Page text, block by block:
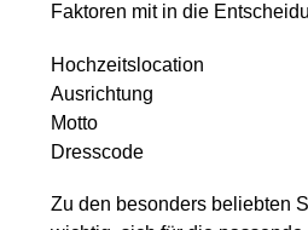
Faktoren mit in die
Hochzeitslocation
Ausrichtung
Motto
Dresscode
Zu den besonders beliebten